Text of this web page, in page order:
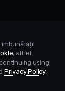
, altfel
using
Privacy Policy.